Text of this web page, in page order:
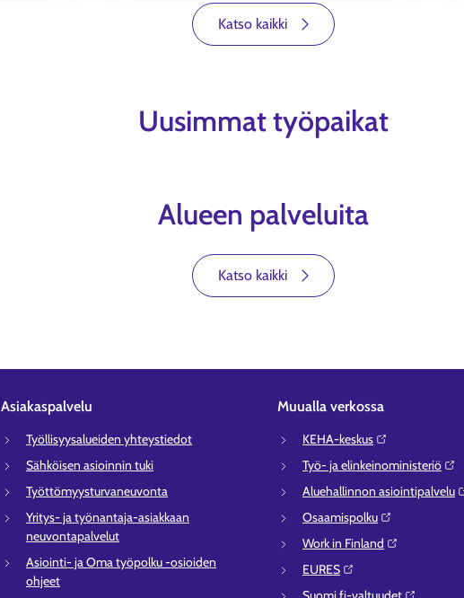
Katso kaikki
Uusimmat työpaikat
Alueen palveluita
Katso kaikki
Asiakaspalvelu
Työllisyysalueiden yhteystiedot
Sähköisen asioinnin tuki
Työttömyysturvaneuvonta
Yritys- ja työnantaja-asiakkaan
neuvontapalvelut
Asiointi- ja Oma työpolku -osioiden
ohjeet
Muualla verkossa
KEHA-keskus⁠
Työ- ja elinkeinoministeriö⁠
Aluehallinnon asiointipalvelu⁠
Osaamispolku⁠
Work in Finland⁠
EURES⁠